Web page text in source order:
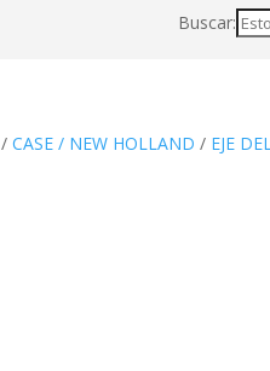
Buscar:
/CASE / NEW HOLLAND / EJE